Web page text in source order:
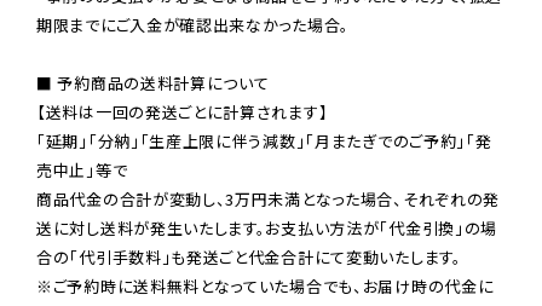
期限までにご入金が確認出来なかった場合。
■ 予約商品の送料計算について
【送料は一回の発送ごとに計算されます】
「延期」「分納」「生産上限に伴う減数」「月またぎでのご予約」「発
売中止」等で
商品代金の合計が変動し、3万円未満となった場合、それぞれの発
送に対し送料が発生いたします。お支払い方法が「代金引換」の場
※ご予約時に送料無料となっていた場合でも、お届け時の代金に